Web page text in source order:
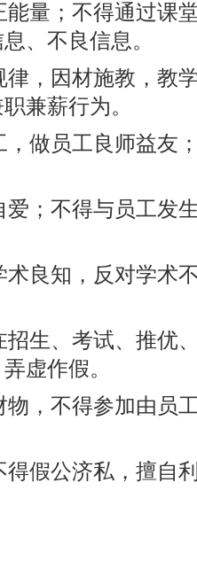
量；不得通过课
、不良信息。
，因材施教，教
兼薪行为。
做员工良师益友
；不得与员工发
良知，反对学术
生、考试、推优
虚作假。
，不得参加由员
假公济私，擅自